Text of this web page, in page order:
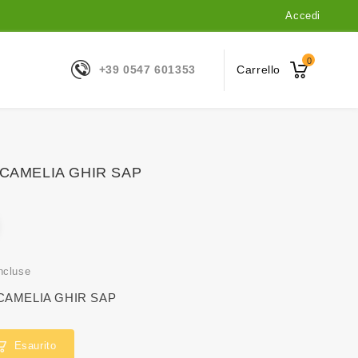
Accedi
Carrello
0
+39 0547 601353
GHIR SAP
GHIR SAP
Esaurito